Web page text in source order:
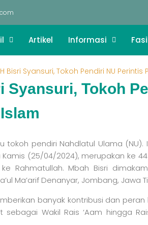
Artikel Informasi
Bisri Syansuri, Tokoh Pendiri NU
Syansuri, Tokoh
tokoh pendiri Nahdlatul Ulama
(25/04/2024), merupakan ke
Rahmatullah. Mbah Bisri
Ma’arif Denanyar, Jombang, Jawa
banyak kontribusi dan
Wakil Rais ‘Aam hingga